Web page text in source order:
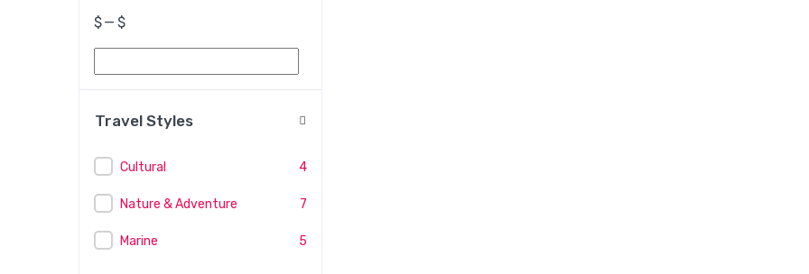
$— $
Travel Styles
Cultural 4
Nature & Adventure 7
Marine 5